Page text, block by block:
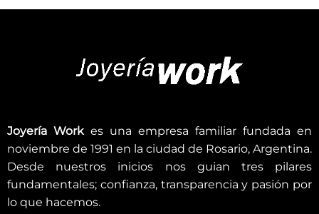
Joyería Workes una empresa familiar fundada en
noviembre de 1991 en la ciudad de Rosario, Argentina.
Desde nuestros inicios nos guian tres pilares
fundamentales; confianza, transparencia y pasión por
lo que hacemos.